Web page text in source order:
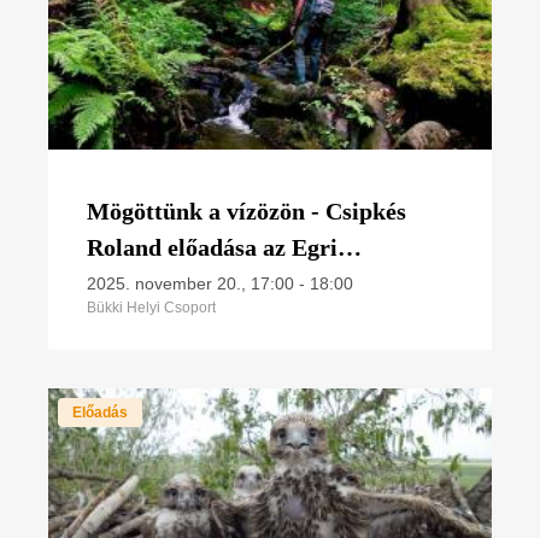
Mögöttünk a vízözön - Csipkés
Roland előadása az Egri
Természetvédelmi Klubban
2025. november 20., 17:00 - 18:00
Bükki Helyi Csoport
Előadás